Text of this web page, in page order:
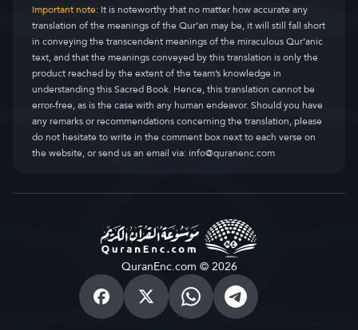
Important note:It is noteworthy that no matter how accurate any
translation of the meanings of the Qur’an may be, it will still fall short
in conveying the transcendent meanings of the miraculous Qur’anic
text, and that the meanings conveyed by this translation is only the
product reached by the extent of the team’s knowledge in
understanding this Sacred Book. Hence, this translation cannot be
error-free, as is the case with any human endeavor. Should you have
any remarks or recommendations concerning the translation, please
do not hesitate to write in the comment box next to each verse on
the website, or send us an email via:info@quranenc.com
QuranEnc.com © 2026